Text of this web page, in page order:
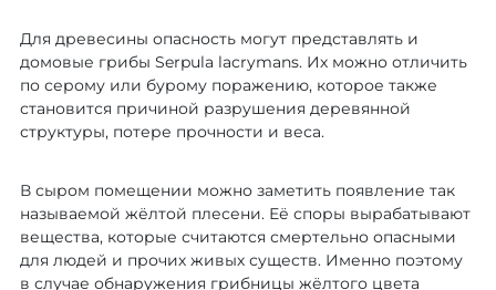
Для древесины опасность могут представлять и
домовые грибы Serpula lacrymans. Их можно отличить
по серому или бурому поражению, которое также
становится причиной разрушения деревянной
структуры, потере прочности и веса.
В сыром помещении можно заметить появление так
называемой жёлтой плесени. Её споры вырабатывают
вещества, которые считаются смертельно опасными
для людей и прочих живых существ. Именно поэтому
в случае обнаружения грибницы жёлтого цвета